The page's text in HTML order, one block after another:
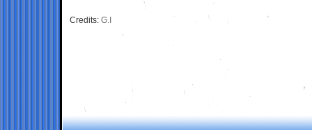
Credits: G.I